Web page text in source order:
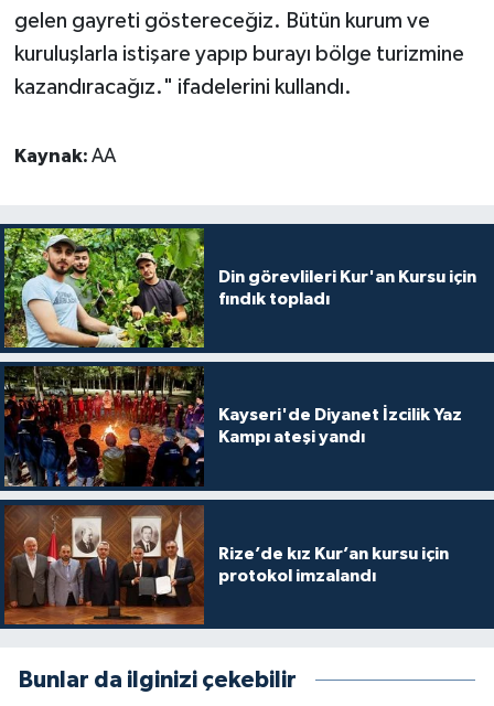
gelen gayreti göstereceğiz. Bütün kurum ve
kuruluşlarla istişare yapıp burayı bölge turizmine
kazandıracağız." ifadelerini kullandı.
Kaynak: AA
Din görevlileri Kur'an Kursu için
fındık topladı
Kayseri'de Diyanet İzcilik Yaz
Kampı ateşi yandı
Rize’de kız Kur’an kursu için
protokol imzalandı
Bunlar da ilginizi çekebilir
Kırıkkale Müftülüğü
Kırklareli Müftülüğü
Konya Müftülüğü
Kütahya Müftülüğü
Malatya Müftülüğü
Manisa Müftülüğü
Mardin Müftülüğü
Mersin Müftülüğü
Muğla Müftülüğü